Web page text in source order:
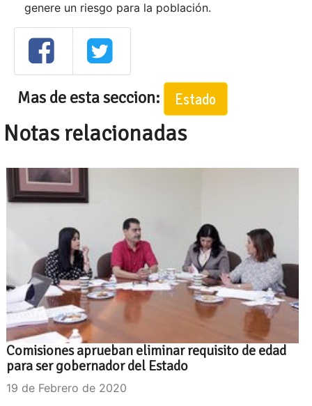
genere un riesgo para la población.
Mas de esta seccion: Estado
Notas relacionadas
Comisiones aprueban eliminar requisito de edad
para ser gobernador del Estado
19 de Febrero de 2020